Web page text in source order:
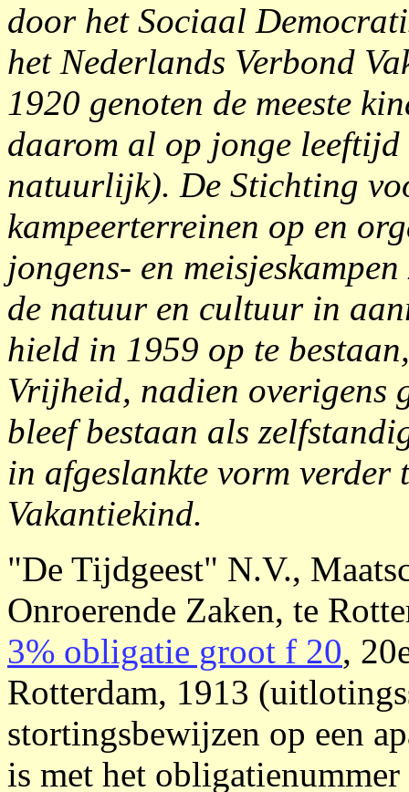
door het Sociaal
het Nederlands Verbond
1920 genoten de meeste
daarom al op jonge
natuurlijk). De Stichting
kampeerterreinen op en
jongens- en
de natuur en cultuur in
hield in 1959 op te
Vrijheid, nadien overigens
bleef bestaan als
in afgeslankte vorm verder
Vakantiekind.
"De Tijdgeest" N.V.,
Onroerende Zaken, te
3% obligatie groot f 20,
Rotterdam, 1913
stortingsbewijzen op een
is met het obligatienummer